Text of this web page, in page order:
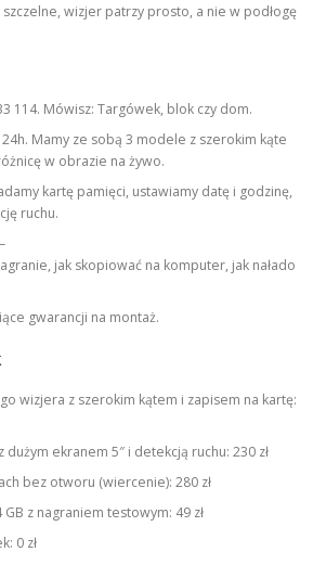
szczelne, wizjer patrzy prosto, a nie w podłogę
114. Mówisz: Targówek, blok czy dom.
Mamy ze sobą 3 modele z szerokim kąte
w obrazie na żywo.
kartę pamięci, ustawiamy datę i godzinę,
ruchu.
jak skopiować na komputer, jak nałado
gwarancji na montaż.
wizjera z szerokim kątem i zapisem na kartę:
dużym ekranem 5″ i detekcją ruchu: 230 zł
bez otworu (wiercenie): 280 zł
z nagraniem testowym: 49 zł
0 zł